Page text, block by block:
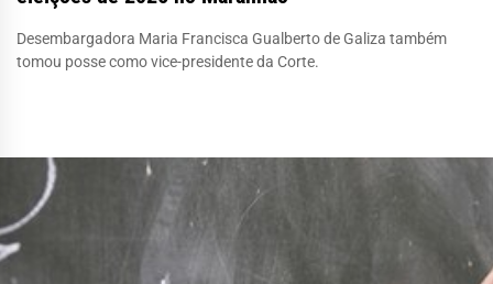
Desembargadora Maria Francisca Gualberto de Galiza também
tomou posse como vice-presidente da Corte.